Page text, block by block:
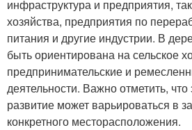
инфраструктура и предприятия,
хозяйства, предприятия по
питания и другие индустрии. В
быть ориентирована на сельское
предпринимательские и
деятельности. Важно отметить,
развитие может варьироваться в
конкретного месторасположения.